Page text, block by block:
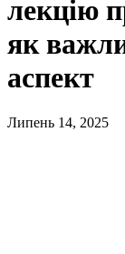
лекцію
як
аспект
Липень 14, 2025